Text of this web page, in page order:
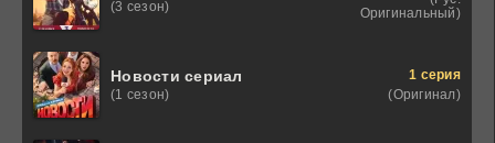
(3 сезон)
Оригинальный)
Новости сериал
(1 сезон)
1 серия
(Оригинал)